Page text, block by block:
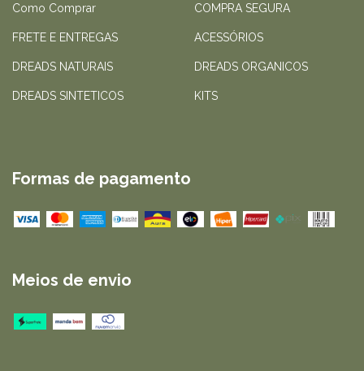
Como Comprar COMPRA SEGURA
FRETE E ENTREGAS ACESSÓRIOS
DREADS NATURAIS DREADS ORGANICOS
DREADS SINTETICOS KITS
Formas de pagamento
Meios de envio